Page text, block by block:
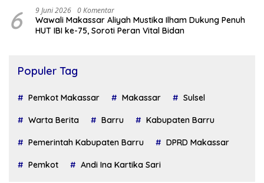
6 9 Juni 2026 0 Komentar
Wawali Makassar Aliyah Mustika Ilham Dukung Penuh
HUT IBI ke-75, Soroti Peran Vital Bidan
Populer Tag
Pemkot Makassar Makassar Sulsel
Warta Berita Barru Kabupaten Barru
Pemerintah Kabupaten Barru DPRD Makassar
Pemkot Andi Ina Kartika Sari